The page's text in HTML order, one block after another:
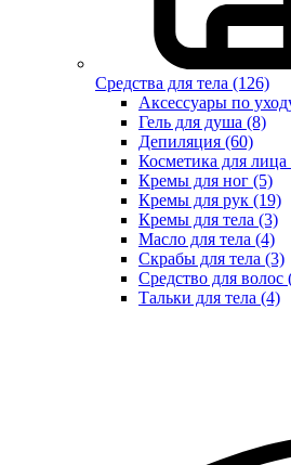
Средства для тела (126)
Аксессуары по
Гель для душа (8)
Депиляция (60)
Косметика для лица
Кремы для ног (5)
Кремы для рук (19)
Кремы для тела (3)
Масло для тела (4)
Скрабы для тела (3)
Средство для волос
Тальки для тела (4)